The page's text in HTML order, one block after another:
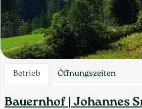
Betrieb Öffnungszeiten
Bauernhof | Johannes